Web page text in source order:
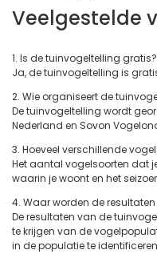
Veelgestelde
1. Is de tuinvogeltelling gratis?
Ja, de tuinvogeltelling is
2. Wie organiseert de
De tuinvogeltelling wordt
Nederland en Sovon
3. Hoeveel verschillende
Het aantal vogelsoorten dat
waarin je woont en het
4. Waar worden de
De resultaten van de
te krijgen van de
in de populatie te